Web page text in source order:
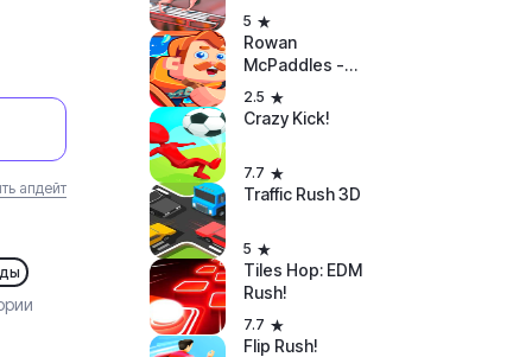
апдейт
Downhill Rush
5
Rowan
McPaddles -
The Bad Bad
River Rush
2.5
Crazy Kick!
7.7
Traffic Rush 3D
5
Tiles Hop: EDM
Rush!
7.7
Flip Rush!